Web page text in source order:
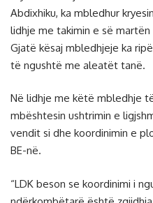
Abdixhiku, ka mbledhur
lidhje me takimin e së
Gjatë kësaj mbledhjeje ka
të ngushtë me aleatët tanë.
Në lidhje me këtë mbledhje
mbështesin ushtrimin e
vendit si dhe koordinimin e
BE-në.
“LDK beson se koordinimi i